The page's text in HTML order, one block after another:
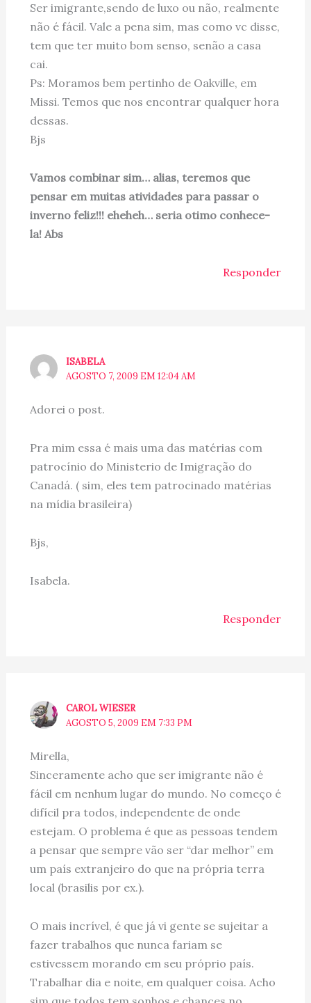
Ser imigrante,sendo de luxo ou não, realmente
não é fácil. Vale a pena sim, mas como vc disse,
tem que ter muito bom senso, senão a casa
cai.
Ps: Moramos bem pertinho de Oakville, em
Missi. Temos que nos encontrar qualquer hora
dessas.
Bjs
Vamos combinar sim… alias, teremos que
pensar em muitas atividades para passar o
inverno feliz!!! eheheh… seria otimo conhece-
la! Abs
Responder
ISABELA
AGOSTO 7, 2009 EM 12:04 AM
Adorei o post.
Pra mim essa é mais uma das matérias com
patrocínio do Ministerio de Imigração do
Canadá. ( sim, eles tem patrocinado matérias
na mídia brasileira)
Bjs,
Isabela.
Responder
CAROL WIESER
AGOSTO 5, 2009 EM 7:33 PM
Mirella,
Sinceramente acho que ser imigrante não é
fácil em nenhum lugar do mundo. No começo é
difícil pra todos, independente de onde
estejam. O problema é que as pessoas tendem
a pensar que sempre vão ser “dar melhor” em
um país extranjeiro do que na própria terra
local (brasilis por ex.).
O mais incrível, é que já vi gente se sujeitar a
fazer trabalhos que nunca fariam se
estivessem morando em seu próprio país.
Trabalhar dia e noite, em qualquer coisa. Acho